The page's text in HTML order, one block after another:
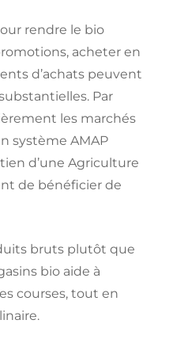
rendre le bio
acheter en
d’achats peuvent
Par
les marchés
système AMAP
d’une Agriculture
de bénéficier de
bruts plutôt que
bio aide à
courses, tout en